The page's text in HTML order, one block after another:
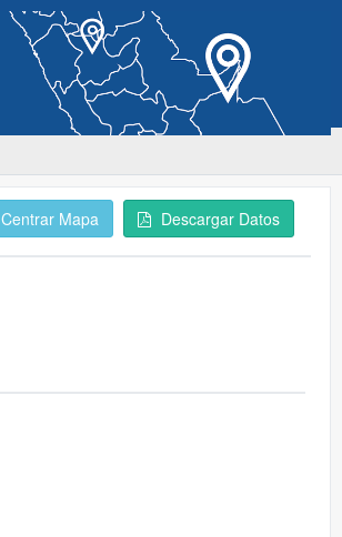
Centrar Mapa Descargar Datos